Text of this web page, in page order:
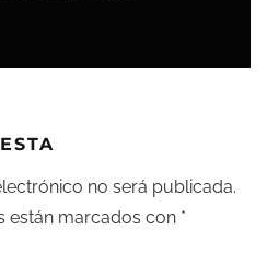
no será publicada.
están marcados con *